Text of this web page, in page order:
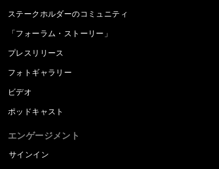
ステークホルダーのコミュニティ
「フォーラム・ストーリー」
プレスリリース
フォトギャラリー
ビデオ
ポッドキャスト
エンゲージメント
サインイン